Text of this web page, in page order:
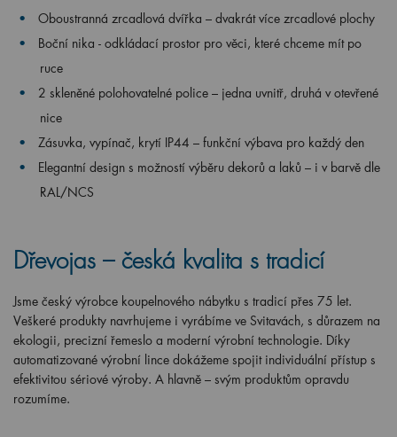
Oboustranná zrcadlová dvířka – dvakrát více zrcadlové plochy
Boční nika - odkládací prostor pro věci, které chceme mít po
ruce
2 skleněné polohovatelné police – jedna uvnitř, druhá v otevřené
nice
Zásuvka, vypínač, krytí IP44 – funkční výbava pro každý den
Elegantní design s možností výběru dekorů a laků – i v barvě dle
RAL/NCS
Dřevojas – česká kvalita s tradicí
Jsme český výrobce koupelnového nábytku s tradicí přes 75 let.
Veškeré produkty navrhujeme i vyrábíme ve Svitavách, s důrazem na
ekologii, precizní řemeslo a moderní výrobní technologie. Díky
automatizované výrobní lince dokážeme spojit individuální přístup s
efektivitou sériové výroby. A hlavně – svým produktům opravdu
rozumíme.